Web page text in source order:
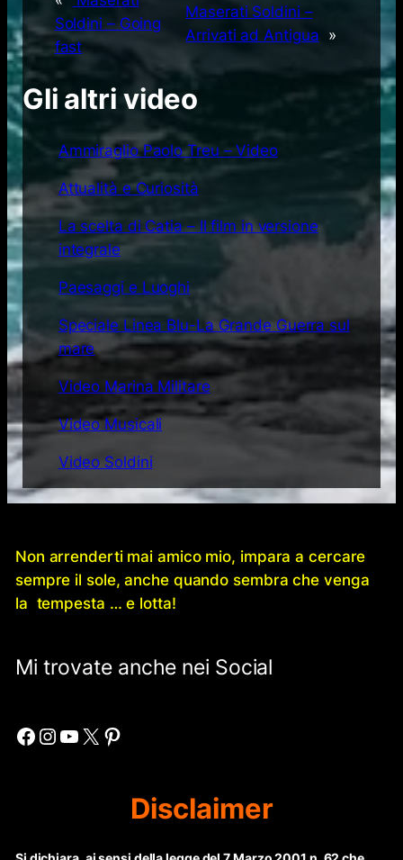
Soldini – Going
fast
Maserati Soldini –
Arrivati ad Antigua »
Gli altri video
Ammiraglio Paolo Treu – Video
Attualità e Curiosità
La scelta di Catia – Il film in versione
integrale
Paesaggi e Luoghi
Speciale Linea Blu-La Grande Guerra sul
mare
Video Marina Militare
Video Musicali
Video Soldini
Non arrenderti mai amico mio, impara a cercare
sempre il sole, anche quando sembra che venga
la tempesta … e lotta!
Mi trovate anche nei Social
Facebook Instagram YouTube X Pinterest
Disclaimer